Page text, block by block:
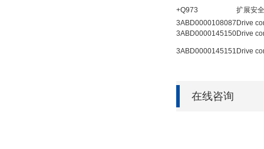
+Q973
扩展安
3ABD0000108087 Drive
3ABD0000145150Drive
3ABD0000145151 Drive
在线咨询